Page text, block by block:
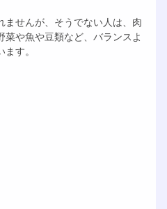
ませんが、そうでない人は、肉
や魚や豆類など、バランスよ
す。